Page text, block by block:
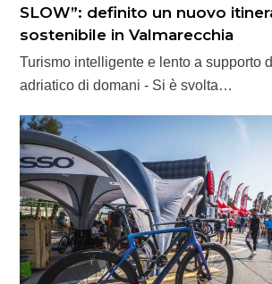
SLOW”: definito un nuovo
sostenibile in Valmarecchia
Turismo intelligente e lento a supporto
adriatico di domani - Si è svolta…